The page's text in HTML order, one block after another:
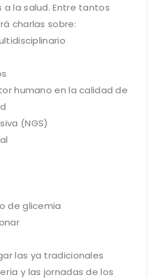
la salud. Entre tantos
charlas sobre:
humano en la calidad de
(NGS)
de glicemia
las ya tradicionales
y las jornadas de los